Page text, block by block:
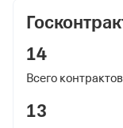
Дата регистрации
22 октября 1993
Налоговая
14
Всего контрактов
13